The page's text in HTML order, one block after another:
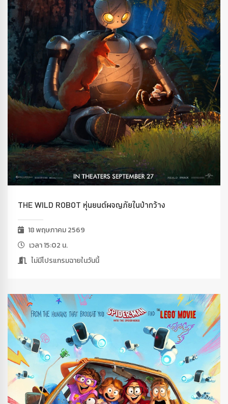
THE WILD ROBOT หุ่นยนต์ผจญภัยในป่ากว้าง
18 พฤษภาคม 2569
เวลา 15:02 น.
ไม่มีโปรแกรมฉายในวันนี้